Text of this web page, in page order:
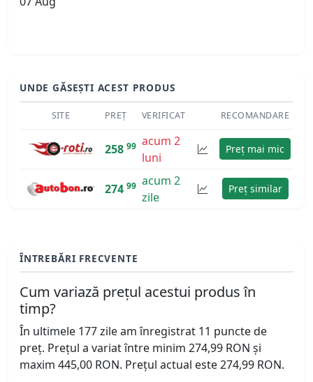
UNDE GĂSEȘTI ACEST PRODUS
SITE PREȚ VERIFICAT RECOMANDARE
258 99 acum 2
luni
Preț mai mic
274 99 acum 2
zile
Preț similar
ÎNTREBĂRI FRECVENTE
Cum variază prețul acestui produs în
timp?
În ultimele 177 zile am înregistrat 11 puncte de
preț. Prețul a variat între minim 274,99 RON și
maxim 445,00 RON. Prețul actual este 274,99 RON.